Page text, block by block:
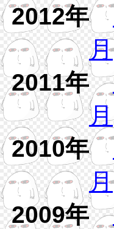
2012年
月
2011年
月
2010年
月
2009年